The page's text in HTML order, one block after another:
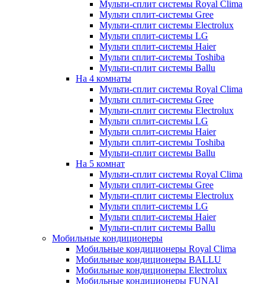
Мульти-сплит системы Royal Clima
Мульти сплит-системы Gree
Мульти-сплит системы Electrolux
Мульти сплит-системы LG
Мульти сплит-системы Haier
Мульти сплит-системы Toshiba
Мульти-сплит системы Ballu
На 4 комнаты
Мульти-сплит системы Royal Clima
Мульти сплит-системы Gree
Мульти-сплит системы Electrolux
Мульти сплит-системы LG
Мульти сплит-системы Haier
Мульти сплит-системы Toshiba
Мульти-сплит системы Ballu
На 5 комнат
Мульти-сплит системы Royal Clima
Мульти сплит-системы Gree
Мульти-сплит системы Electrolux
Мульти сплит-системы LG
Мульти сплит-системы Haier
Мульти-сплит системы Ballu
Мобильные кондиционеры
Мобильные кондиционеры Royal Clima
Мобильные кондиционеры BALLU
Мобильные кондиционеры Electrolux
Мобильные кондиционеры FUNAI